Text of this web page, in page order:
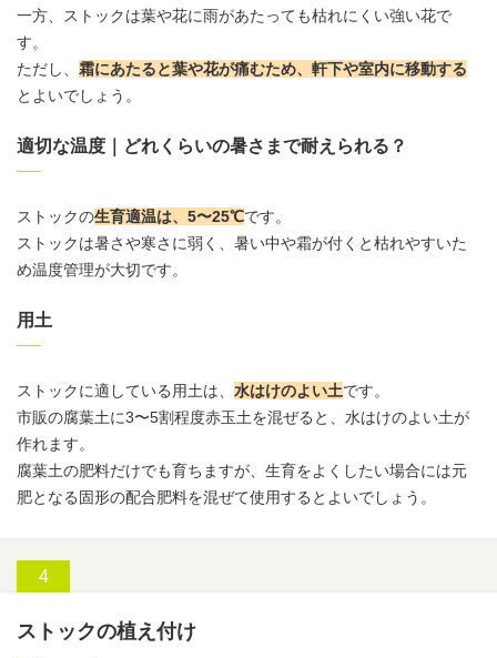
一方、ストックは葉や花に雨があたっても枯れにくい強い花で
す。
ただし、 霜にあたると葉や花が痛むため、軒下や室内に移動する
とよいでしょう。
適切な温度｜どれくらいの暑さまで耐えられる？
ストックの生育適温は、5〜25℃です。
ストックは暑さや寒さに弱く、暑い中や霜が付くと枯れやすいた
め温度管理が大切です。
用土
ストックに適している 用土は、 水はけのよい土です。
市販の腐葉土に3〜5割程度赤玉土を混ぜると、水はけのよい土が
作れます。
腐葉土の肥料だけでも育ちますが、生育をよくしたい場合には元
肥となる固形の配合肥料を混ぜて使用するとよいでしょう。
ストックの植え付け